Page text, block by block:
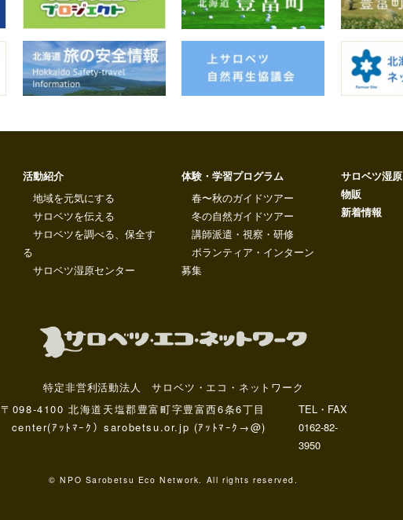
活動紹介
地域を元気にする
サロベツを伝える
サロベツを調べる、保全す
る
サロベツ湿原センター
体験・学習プログラム
春〜秋のガイドツアー
冬の自然ガイドツアー
講師派遣・視察・研修
ボランティア・インターン
募集
サロベツ湿原
物販
新着情報
特定非営利活動法人 サロベツ・エコ・ネットワーク
〒098-4100 北海道天塩郡豊富町字豊富西6条6丁目
center(ｱｯﾄﾏｰｸ）sarobetsu.or.jp (ｱｯﾄﾏｰｸ→@)
TEL・FAX
0162-82-
3950
© NPO Sarobetsu Eco Network. All rights reserved.